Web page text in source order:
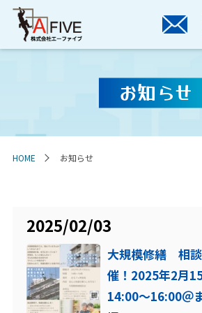
お知らせ
HOME お知らせ
2025/02/03
大規模修繕 相
催！2025年2月15
14:00～16:00＠